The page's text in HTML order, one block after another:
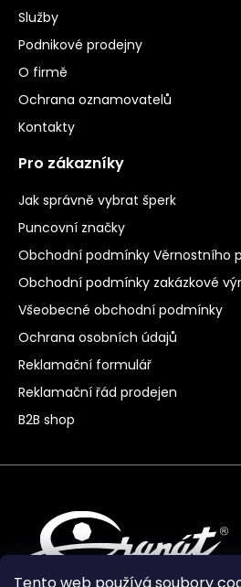
Služby
Podnikové prodejny
O firmě
Ochrana oznamovatelů
Kontakty
Pro zákazníky
Jak správně vybrat šperk
Puncovní značky
Obchodní podmínky Věrnostního
Obchodní podmínky zakázkové
Všeobecné obchodní podmínky
Ochrana osobních údajů
Reklamační formulář
Reklamační řád prodejen
B2B shop